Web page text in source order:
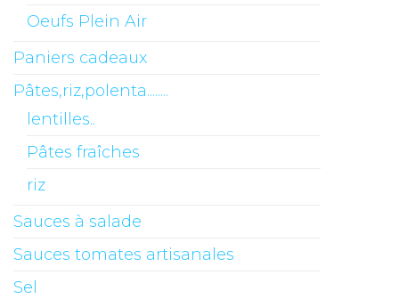
Oeufs Plein Air
Paniers cadeaux
Pâtes,riz,polenta........
lentilles..
Pâtes fraîches
riz
Sauces à salade
Sauces tomates artisanales
Sel